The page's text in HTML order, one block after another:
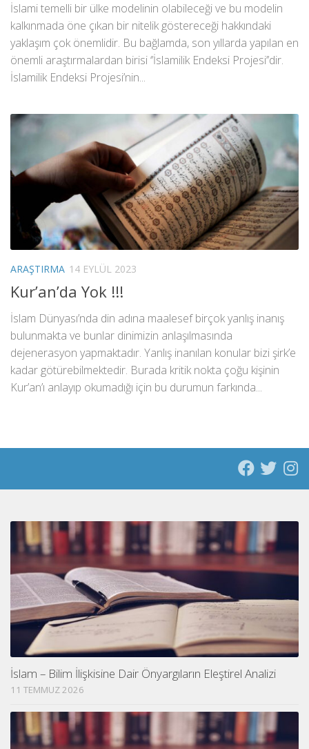
İslami temelli bir ülke modelinin olabileceği ve bu modelin
kalkınmada öne çıkan bir nitelik göstereceği hakkındaki
yaklaşım çok önemlidir. Bu bağlamda, son yıllarda yapılan en
önemli araştırmalardan birisi ‘’İslamilik Endeksi Projesi’’dir.
İslamilik Endeksi Projesi’nin...
ARAŞTIRMA 14 EYLÜL 2023
Kur’an’da Yok !!!
İslam Dünyası’nda din adına maalesef birçok yanlış inanış
bulunmakta ve bunlar dinimizin anlaşılmasında
dejenerasyon yapmaktadır. Yanlış inanılan konular bizi şirk’e
kadar götürebilmektedir. Burada kritik nokta çoğu kişinin
Kur’an’ı anlayıp okumadığı için bu durumun farkında...
İslam – Bilim İlişkisine Dair Önyargıların Eleştirel Analizi
11 TEMMUZ 2026